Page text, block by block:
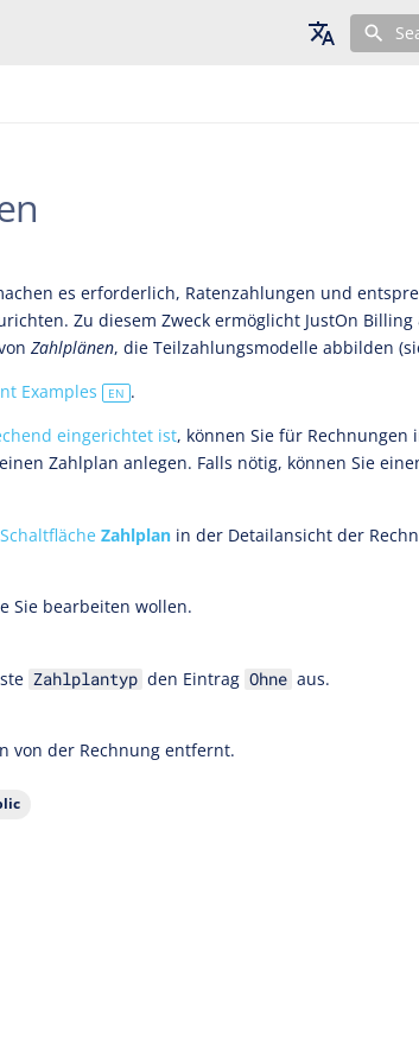
es erforderlich, Ratenzahlungen und
Zu diesem Zweck ermöglicht JustOn Billing
Zahlplänen, die Teilzahlungsmodelle abbilden
Examples EN .
eingerichtet ist, können Sie für Rechnungen
Zahlplan anlegen. Falls nötig, können Sie
Schaltfläche Zahlplan in der Detailansicht der
Sie bearbeiten wollen.
Zahlplantyp den Eintrag Ohne aus.
von der Rechnung entfernt.